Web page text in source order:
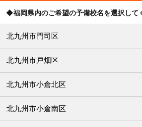
◆福岡県内のご希望の予備校名を選択して
北九州市門司区
北九州市戸畑区
北九州市小倉北区
北九州市小倉南区